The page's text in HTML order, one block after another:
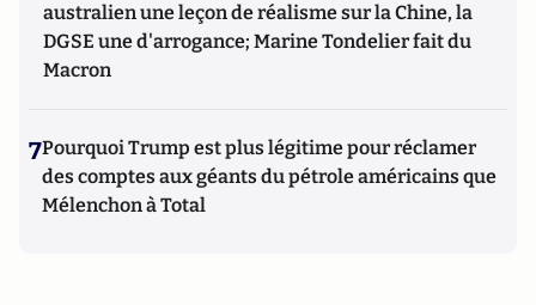
australien une leçon de réalisme sur la Chine, la
DGSE une d'arrogance; Marine Tondelier fait du
Macron
7Pourquoi Trump est plus légitime pour réclamer
des comptes aux géants du pétrole américains que
Mélenchon à Total